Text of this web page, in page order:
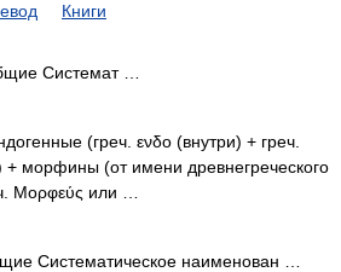
Книги
Системат …
(греч. ενδο (внутри) + греч.
+ морфины (от имени древнегреческого
Μορφεύς или …
Систематическое наименован …